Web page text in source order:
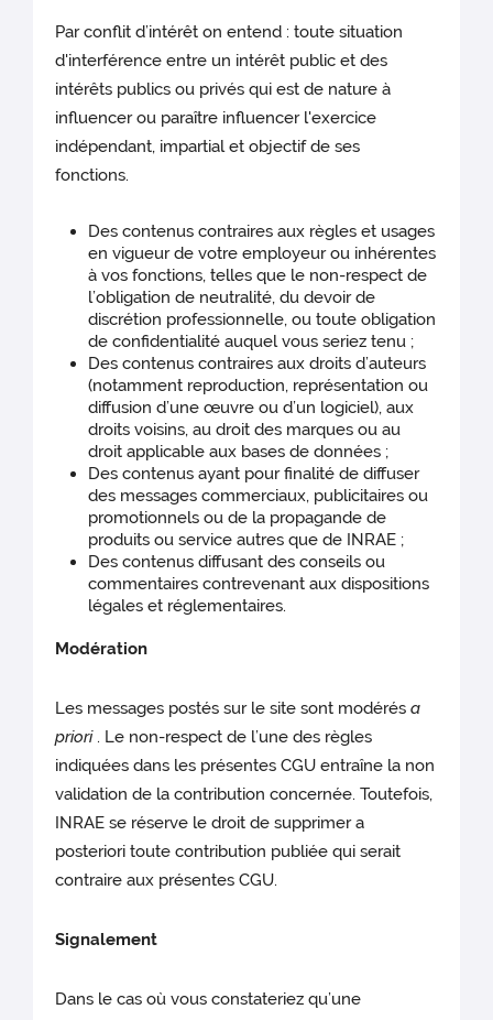
Par conflit d’intérêt on entend : toute situation
d'interférence entre un intérêt public et des
intérêts publics ou privés qui est de nature à
influencer ou paraître influencer l'exercice
indépendant, impartial et objectif de ses
fonctions.
Des contenus contraires aux règles et usages
en vigueur de votre employeur ou inhérentes
à vos fonctions, telles que le non-respect de
l’obligation de neutralité, du devoir de
discrétion professionnelle, ou toute obligation
de confidentialité auquel vous seriez tenu ;
Des contenus contraires aux droits d’auteurs
(notamment reproduction, représentation ou
diffusion d’une œuvre ou d’un logiciel), aux
droits voisins, au droit des marques ou au
droit applicable aux bases de données ;
Des contenus ayant pour finalité de diffuser
des messages commerciaux, publicitaires ou
promotionnels ou de la propagande de
produits ou service autres que de INRAE ;
Des contenus diffusant des conseils ou
commentaires contrevenant aux dispositions
légales et réglementaires.
Modération
Les messages postés sur le site sont modérésa
priori. Le non-respect de l’une des règles
indiquées dans les présentes CGU entraîne la non
validation de la contribution concernée. Toutefois,
INRAE se réserve le droit de supprimer a
posteriori toute contribution publiée qui serait
contraire aux présentes CGU.
Signalement
Dans le cas où vous constateriez qu’une